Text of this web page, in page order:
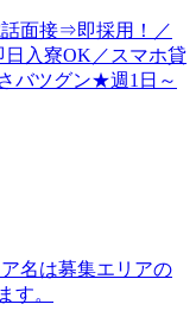
面接⇒即採用！／
入寮OK／スマホ貸
バツグン★週1日～
名は募集エリアの
す。